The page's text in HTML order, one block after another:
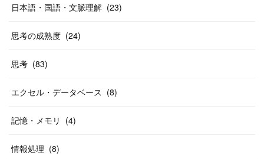
日本語・国語・文脈理解 (23)
思考の成熟度 (24)
思考 (83)
エクセル・データベース (8)
記憶・メモリ (4)
情報処理 (8)